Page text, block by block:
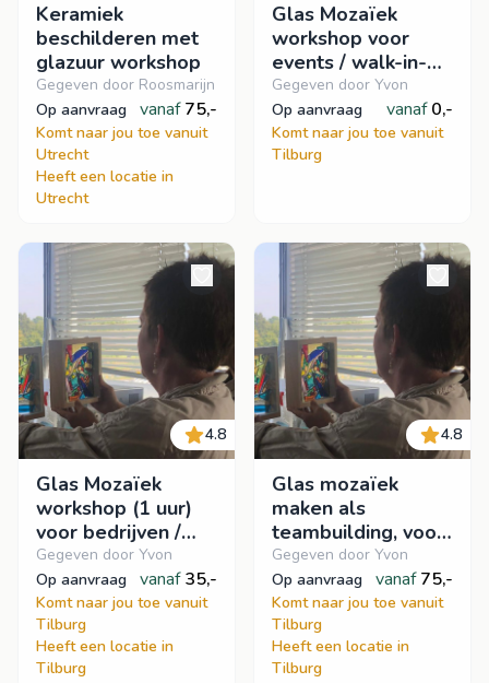
Keramiek
beschilderen met
glazuur workshop
Gegeven door Roosmarijn
op aanvraag
vanaf 75,-
Komt naar jou toe vanuit
Utrecht
Heeft een locatie in
Utrecht
Glas Mozaïek
workshop voor
events / walk-in-
workshop
Gegeven door Yvon
op aanvraag
vanaf 0,-
Komt naar jou toe vanuit
Tilburg
4.8
Glas Mozaïek
workshop (1 uur)
voor bedrijven /
events
Gegeven door Yvon
op aanvraag
vanaf 35,-
Komt naar jou toe vanuit
Tilburg
Heeft een locatie in
Tilburg
4.8
Glas mozaïek
maken als
teambuilding, voor
een open,
creatieve mindset
of als teamuitje.
Gegeven door Yvon
op aanvraag
vanaf 75,-
Komt naar jou toe vanuit
Tilburg
Heeft een locatie in
Tilburg